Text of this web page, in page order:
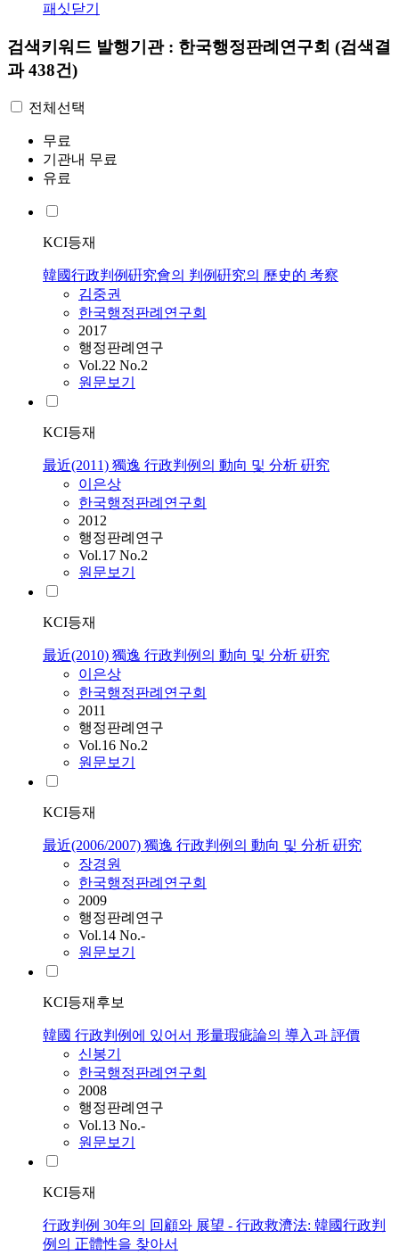
패싯닫기
검색키워드 발행기관 : 한국행정판례연구회 (검색결
과 438건)
전체선택
무료
기관내 무료
유료
KCI등재
韓國行政判例硏究會의 判例硏究의 歷史的 考察
김중권
한국행정판례연구회
2017
행정판례연구
Vol.22 No.2
원문보기
KCI등재
最近(2011) 獨逸 行政判例의 動向 및 分析 硏究
이은상
한국행정판례연구회
2012
행정판례연구
Vol.17 No.2
원문보기
KCI등재
最近(2010) 獨逸 行政判例의 動向 및 分析 硏究
이은상
한국행정판례연구회
2011
행정판례연구
Vol.16 No.2
원문보기
KCI등재
最近(2006/2007) 獨逸 行政判例의 動向 및 分析 硏究
장경원
한국행정판례연구회
2009
행정판례연구
Vol.14 No.-
원문보기
KCI등재후보
韓國 行政判例에 있어서 形量瑕疵論의 導入과 評價
신봉기
한국행정판례연구회
2008
행정판례연구
Vol.13 No.-
원문보기
KCI등재
行政判例 30年의 回顧와 展望 - 行政救濟法: 韓國行政判
例의 正體性을 찾아서